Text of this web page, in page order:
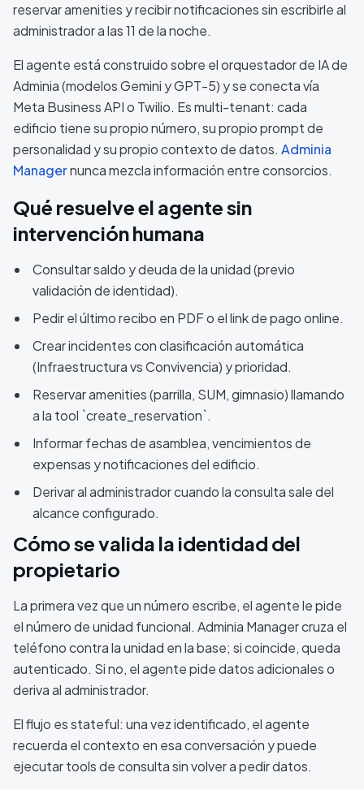
reservar amenities y recibir notificaciones sin escribirle al
administrador a las 11 de la noche.
El agente está construido sobre el orquestador de IA de
Adminia (modelos Gemini y GPT-5) y se conecta vía
Meta Business API o Twilio. Es multi-tenant: cada
edificio tiene su propio número, su propio prompt de
personalidad y su propio contexto de datos. Adminia
Managernunca mezcla información entre consorcios.
Qué resuelve el agente sin
intervención humana
Consultar saldo y deuda de la unidad (previo
validación de identidad).
Pedir el último recibo en PDF o el link de pago online.
Crear incidentes con clasificación automática
(Infraestructura vs Convivencia) y prioridad.
Reservar amenities (parrilla, SUM, gimnasio) llamando
a la tool `create_reservation`.
Informar fechas de asamblea, vencimientos de
expensas y notificaciones del edificio.
Derivar al administrador cuando la consulta sale del
alcance configurado.
Cómo se valida la identidad del
propietario
La primera vez que un número escribe, el agente le pide
el número de unidad funcional. Adminia Manager cruza el
teléfono contra la unidad en la base; si coincide, queda
autenticado. Si no, el agente pide datos adicionales o
deriva al administrador.
El flujo es stateful: una vez identificado, el agente
recuerda el contexto en esa conversación y puede
ejecutar tools de consulta sin volver a pedir datos.